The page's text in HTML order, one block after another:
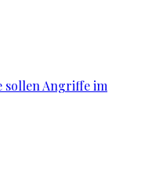
sollen Angriffe im